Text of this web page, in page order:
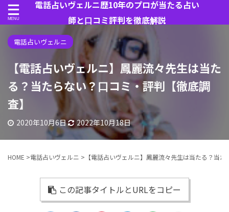
電話占いヴェルニ歴10年のプロが当たる占い
師と口コミ評判を徹底解説
電話占いヴェルニ
【電話占いヴェルニ】鳳麗流々先生は当た
る？当たらない？口コミ・評判【徹底調
査】
2020年10月6日 2022年10月18日
HOME >電話占いヴェルニ > 【電話占いヴェルニ】鳳麗流々先生は当たる？当
この記事タイトルとURLをコピー